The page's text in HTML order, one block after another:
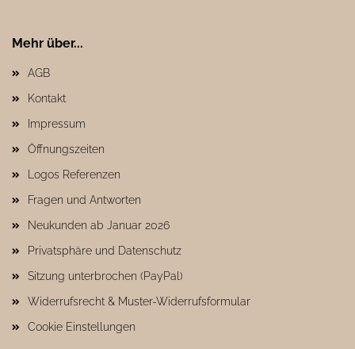
Mehr über...
AGB
Kontakt
Impressum
Öffnungszeiten
Logos Referenzen
Fragen und Antworten
Neukunden ab Januar 2026
Privatsphäre und Datenschutz
Sitzung unterbrochen (PayPal)
Widerrufsrecht & Muster-Widerrufsformular
Cookie Einstellungen